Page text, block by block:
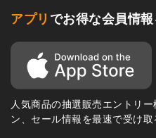
アプリ でお得な会員情
人気商品の抽選販売エントリ
ン、セール情報を最速で受け取